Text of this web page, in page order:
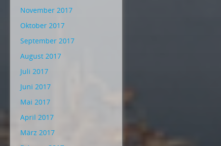
November 2017
Oktober 2017
September 2017
August 2017
Juli 2017
Juni 2017
Mai 2017
April 2017
März 2017